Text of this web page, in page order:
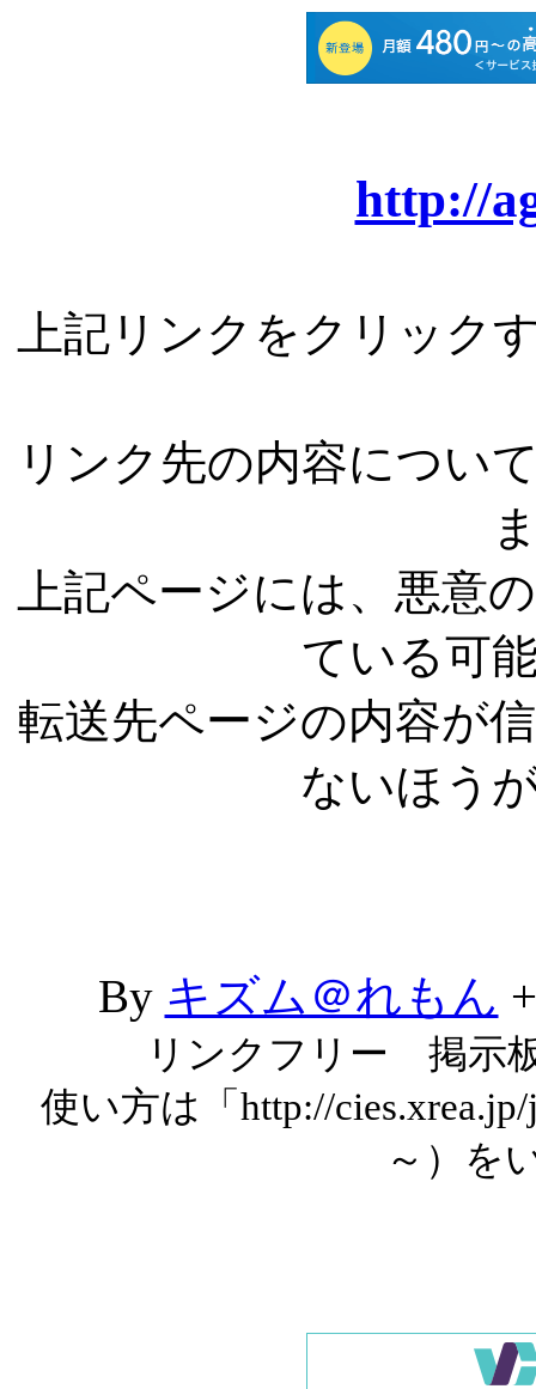
http://
上記リンクをクリック
リンク先の内容につい
上記ページには、悪意
ている可
転送先ページの内容が
ないほう
By キズム＠れもん
リンクフリー 掲示
使い方は「http://
～）を